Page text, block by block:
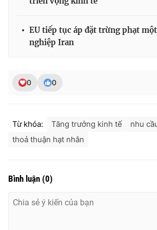
THỜI BÁO VTV
Cơ quan chủ quản:Đài Truyền hình Việt
Cơ quan báo chí:Thời báo VTV
Tổng Biên tập:
Nguyễn Trọng Ninh
EU tiếp tục áp đặt trừng phạt
nghiệp Iran
0 0
Từ khóa: Tăng trưởng kinh tế
nhu
thoả thuận hạt nhân
Bình luận (0)